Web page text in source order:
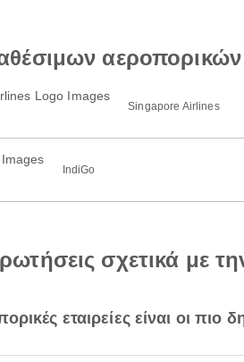
Singapore Airlines
IndiGo
σχετικά με
εταιρείες είναι οι